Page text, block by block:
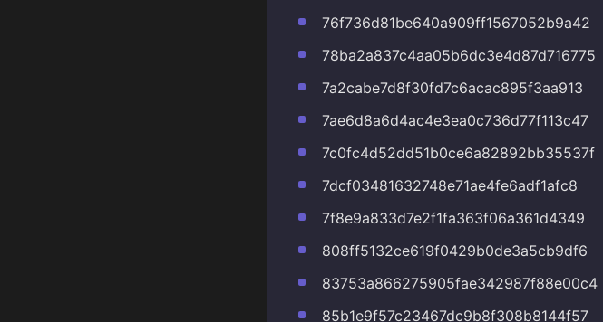
76f736d81be640a909ff1567052b9a42
78ba2a837c4aa05b6dc3e4d87d716775
7a2cabe7d8f30fd7c6acac895f3aa913
7ae6d8a6d4ac4e3ea0c736d77f113c47
7c0fc4d52dd51b0ce6a82892bb35537f
7dcf03481632748e71ae4fe6adf1afc8
7f8e9a833d7e2f1fa363f06a361d4349
808ff5132ce619f0429b0de3a5cb9df6
83753a866275905fae342987f88e00c4
85b1e9f57c23467dc9b8f308b8144f57